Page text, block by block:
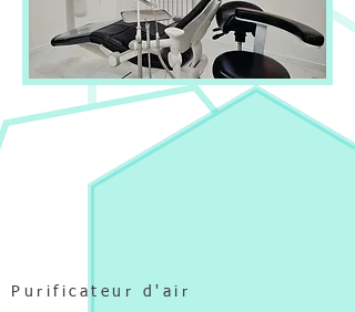
Purificateur d'air